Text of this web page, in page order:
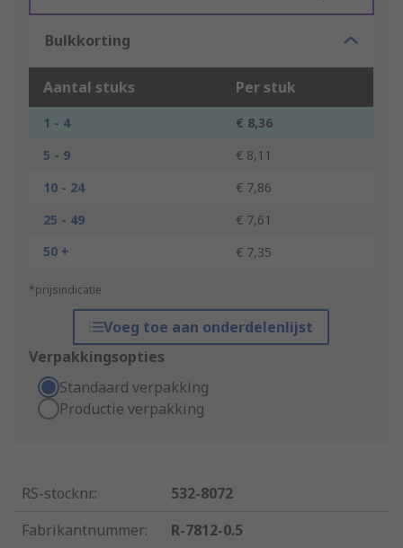
Bulkkorting
Aantal stuks Per stuk
1 - 4
€ 8,36
5 - 9
€ 8,11
10 - 24
€ 7,86
25 - 49
€ 7,61
50 +
€ 7,35
*prijsindicatie
Voeg toe aan onderdelenlijst
Verpakkingsopties
Standaard verpakking
Productie verpakking
RS-stocknr.:
532-8072
Fabrikantnummer:
R-7812-0.5